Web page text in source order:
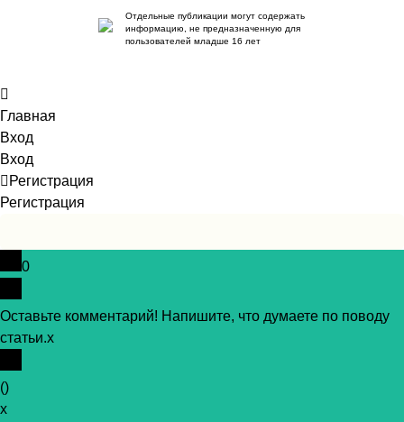
Отдельные публикации могут содержать
информацию, не предназначенную для
пользователей младше 16 лет
Главная
Вход
Вход
Регистрация
Регистрация
0
Оставьте комментарий! Напишите, что думаете по поводу
статьи.x
()
x